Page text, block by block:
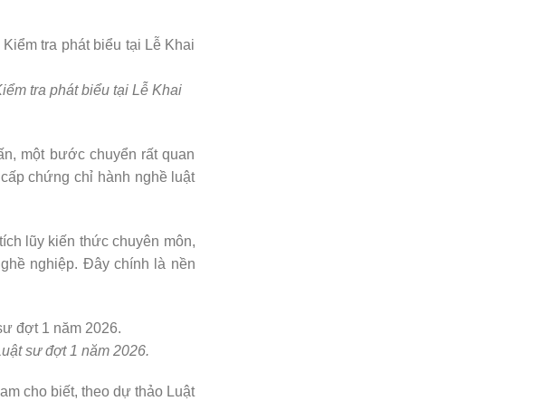
tra phát biểu tại Lễ Khai
một bước chuyển rất quan
chứng chỉ hành nghề luật
lũy kiến thức chuyên môn,
nghiệp. Đây chính là nền
sư đợt 1 năm 2026.
cho biết, theo dự thảo Luật